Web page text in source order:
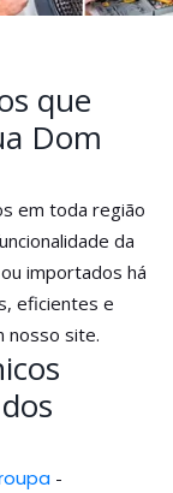
que
Dom
em toda região
da
importados há
eficientes e
nosso site.
-